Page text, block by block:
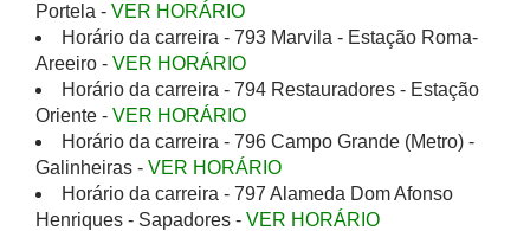
Portela - VER HORÁRIO
Horário da carreira - 793 Marvila - Estação Roma-
Areeiro - VER HORÁRIO
Horário da carreira - 794 Restauradores - Estação
Oriente - VER HORÁRIO
Horário da carreira - 796 Campo Grande (Metro) -
Galinheiras - VER HORÁRIO
Horário da carreira - 797 Alameda Dom Afonso
Henriques - Sapadores - VER HORÁRIO